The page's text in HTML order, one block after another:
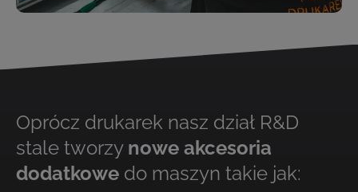
Oprócz drukarek nasz dział R&D
stale tworzy nowe akcesoria
dodatkowe do maszyn takie jak: